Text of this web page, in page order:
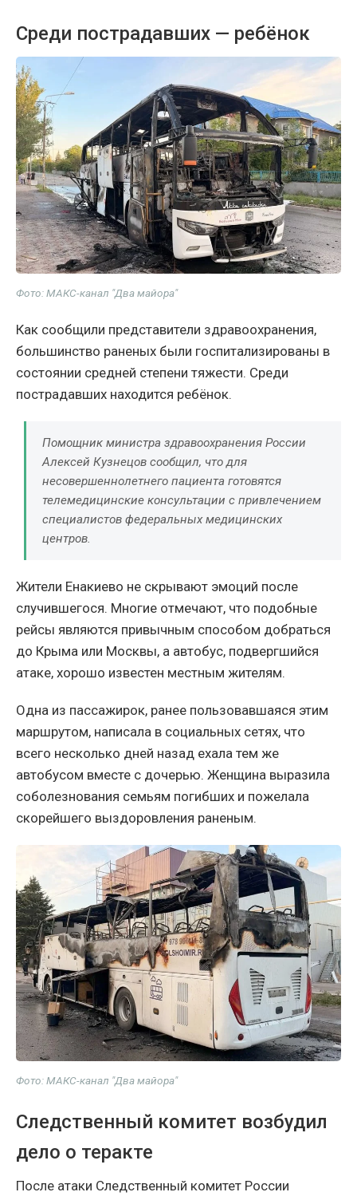
Среди пострадавших — ребёнок
Фото: МАКС-канал "Два майора"
Как сообщили представители здравоохранения,
большинство раненых были госпитализированы в
состоянии средней степени тяжести. Среди
пострадавших находится ребёнок.
Помощник министра здравоохранения России
Алексей Кузнецов сообщил, что для
несовершеннолетнего пациента готовятся
телемедицинские консультации с привлечением
специалистов федеральных медицинских
центров.
Жители Енакиево не скрывают эмоций после
случившегося. Многие отмечают, что подобные
рейсы являются привычным способом добраться
до Крыма или Москвы, а автобус, подвергшийся
атаке, хорошо известен местным жителям.
Одна из пассажирок, ранее пользовавшаяся этим
маршрутом, написала в социальных сетях, что
всего несколько дней назад ехала тем же
автобусом вместе с дочерью. Женщина выразила
соболезнования семьям погибших и пожелала
скорейшего выздоровления раненым.
Фото: МАКС-канал "Два майора"
Следственный комитет возбудил
дело о теракте
После атаки Следственный комитет России